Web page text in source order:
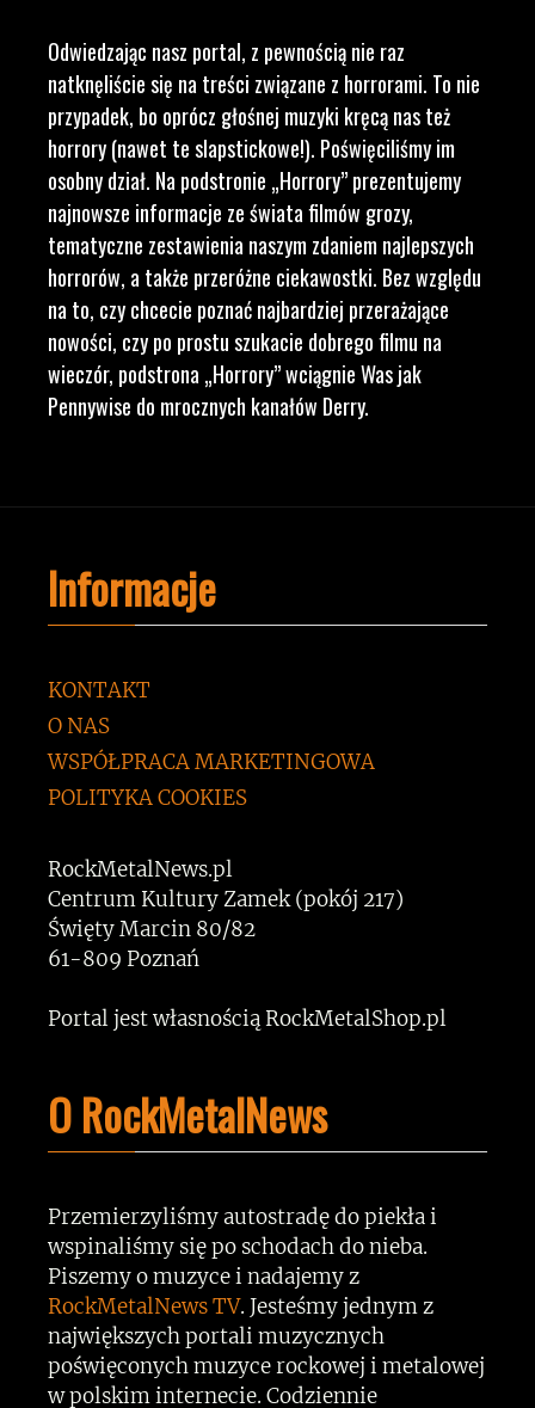
Odwiedzając nasz portal, z pewnością nie raz
natknęliście się na treści związane z horrorami. To nie
przypadek, bo oprócz głośnej muzyki kręcą nas też
horrory (nawet te slapstickowe!). Poświęciliśmy im
osobny dział. Na podstronie „Horrory” prezentujemy
najnowsze informacje ze świata filmów grozy,
tematyczne zestawienia naszym zdaniem najlepszych
horrorów, a także przeróżne ciekawostki. Bez względu
na to, czy chcecie poznać najbardziej przerażające
nowości, czy po prostu szukacie dobrego filmu na
wieczór, podstrona „Horrory” wciągnie Was jak
Pennywise do mrocznych kanałów Derry.
Informacje
KONTAKT
O NAS
WSPÓŁPRACA MARKETINGOWA
POLITYKA COOKIES
RockMetalNews.pl
Centrum Kultury Zamek (pokój 217)
Święty Marcin 80/82
61-809 Poznań
Portal jest własnością RockMetalShop.pl
O RockMetalNews
Przemierzyliśmy autostradę do piekła i
wspinaliśmy się po schodach do nieba.
Piszemy o muzyce i nadajemy z
RockMetalNews TV. Jesteśmy jednym z
największych portali muzycznych
poświęconych muzyce rockowej i metalowej
w polskim internecie. Codziennie